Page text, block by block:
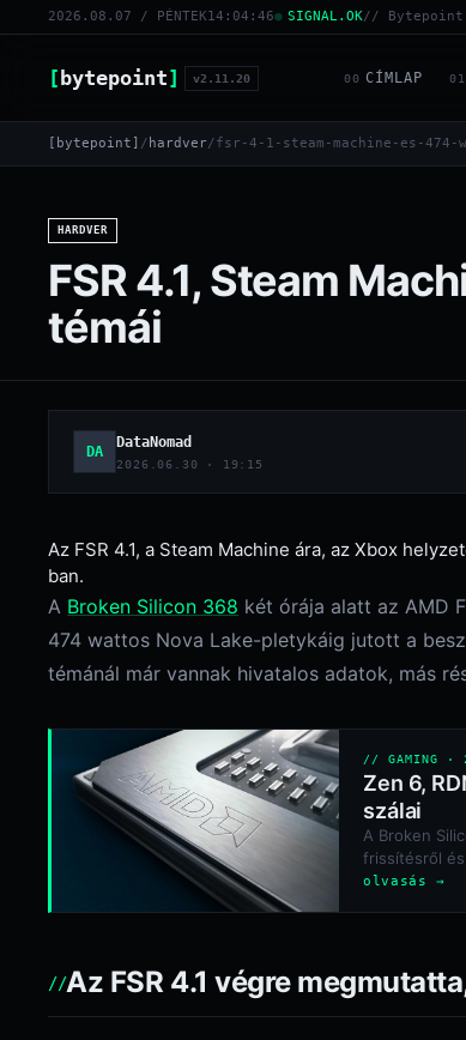
2026.08.07 / PÉNTEK14:04:47 SIGNAL.OK// Bytepoint
[bytepoint] v2.11.20 00 CÍMLAP 01
[bytepoint] / hardver/fsr-4-1-steam-machine-es-
HARDVER
FSR 4.1, Steam
témái
DA
DataNomad
2026.06.30 · 19:15
Az FSR 4.1, a Steam Machine ára, az Xbox
ban.
A Broken Silicon 368 két órája alatt az AMD
474 wattos Nova Lake-pletykáig jutott a
témánál már vannak hivatalos adatok, más
// GAMING ·
Zen 6,
szálai
A Broken
frissítésről
olvasás →
Az FSR 4.1 végre